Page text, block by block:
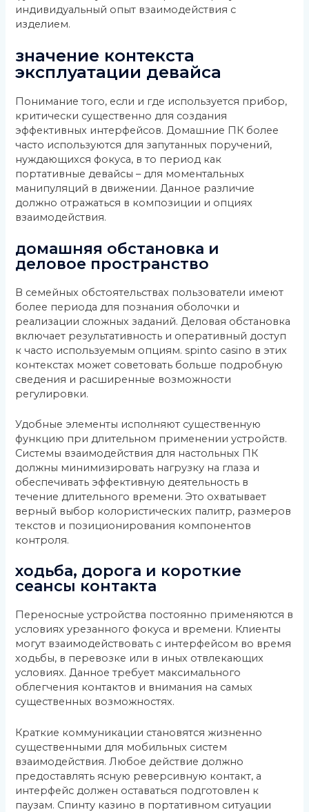
индивидуальный опыт взаимодействия с
изделием.
значение контекста
эксплуатации девайса
Понимание того, если и где используется прибор,
критически существенно для создания
эффективных интерфейсов. Домашние ПК более
часто используются для запутанных поручений,
нуждающихся фокуса, в то период как
портативные девайсы – для моментальных
манипуляций в движении. Данное различие
должно отражаться в композиции и опциях
взаимодействия.
домашняя обстановка и
деловое пространство
В семейных обстоятельствах пользователи имеют
более периода для познания оболочки и
реализации сложных заданий. Деловая обстановка
включает результативность и оперативный доступ
к часто используемым опциям. spinto casino в этих
контекстах может советовать больше подробную
сведения и расширенные возможности
регулировки.
Удобные элементы исполняют существенную
функцию при длительном применении устройств.
Системы взаимодействия для настольных ПК
должны минимизировать нагрузку на глаза и
обеспечивать эффективную деятельность в
течение длительного времени. Это охватывает
верный выбор колористических палитр, размеров
текстов и позиционирования компонентов
контроля.
ходьба, дорога и короткие
сеансы контакта
Переносные устройства постоянно применяются в
условиях урезанного фокуса и времени. Клиенты
могут взаимодействовать с интерфейсом во время
ходьбы, в перевозке или в иных отвлекающих
условиях. Данное требует максимального
облегчения контактов и внимания на самых
существенных возможностях.
Краткие коммуникации становятся жизненно
существенными для мобильных систем
взаимодействия. Любое действие должно
предоставлять ясную реверсивную контакт, а
интерфейс должен оставаться подготовлен к
паузам. Спинту казино в портативном ситуации